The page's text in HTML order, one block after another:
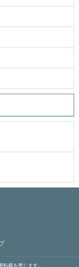
載を禁じます。